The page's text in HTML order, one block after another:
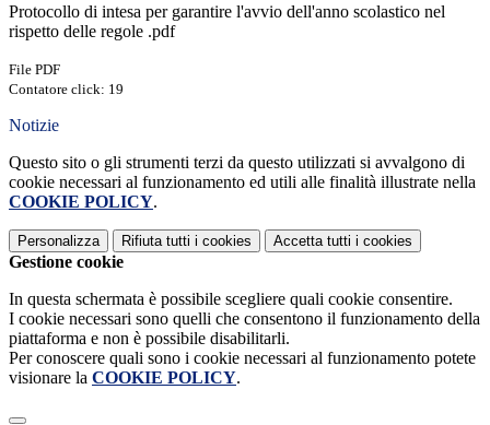
Protocollo di intesa per garantire l'avvio dell'anno scolastico nel
rispetto delle regole .pdf
File PDF
Contatore click: 19
Notizie
Questo sito o gli strumenti terzi da questo utilizzati si avvalgono di
cookie necessari al funzionamento ed utili alle finalità illustrate nella
COOKIE POLICY.
Personalizza Rifiuta tutti i cookies Accetta tutti i cookies
Gestione cookie
In questa schermata è possibile scegliere quali cookie consentire.
I cookie necessari sono quelli che consentono il funzionamento della
piattaforma e non è possibile disabilitarli.
Per conoscere quali sono i cookie necessari al funzionamento potete
visionare la COOKIE POLICY.